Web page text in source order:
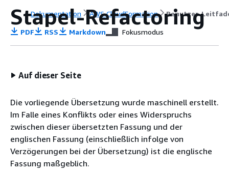
Dokumentation AWS CloudFormation Benutzer-
Stapel-Refactoring
PDF RSS Markdown Fokusmodus
Auf dieser Seite
Die vorliegende Übersetzung wurde maschinell erstellt.
Im Falle eines Konflikts oder eines Widerspruchs
zwischen dieser übersetzten Fassung und der
englischen Fassung (einschließlich infolge von
Verzögerungen bei der Übersetzung) ist die englische
Fassung maßgeblich.